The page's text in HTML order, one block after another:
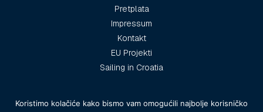
Pretplata
Impressum
Kontakt
EU Projekti
Sailing in Croatia
Koristimo kolačiće kako bismo vam omogućili najbolje korisničko